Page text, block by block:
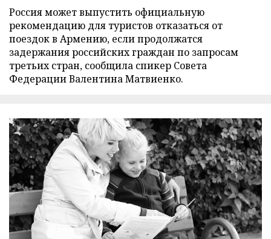
Россия может выпустить официальную
рекомендацию для туристов отказаться от
поездок в Армению, если продолжатся
задержания российских граждан по запросам
третьих стран, сообщила спикер Совета
Федерации Валентина Матвиенко.